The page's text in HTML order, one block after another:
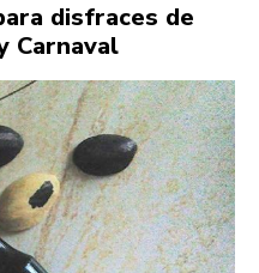
disfraces de
Carnaval